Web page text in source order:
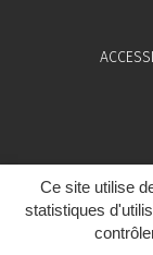
Ce site utilise
statistiques